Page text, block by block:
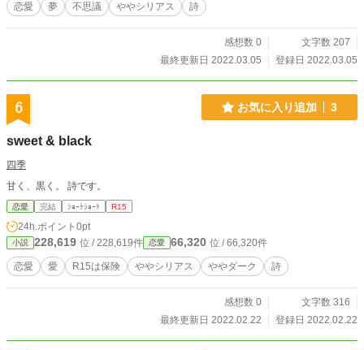
恋愛 夢 不思議 ややシリアス 詩
感想数 0
文字数 207
最終更新日 2022.03.05
登録日 2022.03.05
6 お気に入り追加 3
sweet & black
四季
甘く、黒く。 詩です。
恋愛 完結 ｼｮｰﾄｼｮｰﾄ R15
24h.ポイント 0pt
小説 228,619 位 / 228,619件 恋愛 66,320 位 / 66,320件
恋愛 愛 R15は保険 ややシリアス ややダーク 詩
感想数 0
文字数 316
最終更新日 2022.02.22
登録日 2022.02.22